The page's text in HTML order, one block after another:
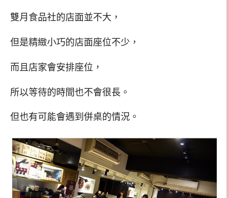
雙月食品社的店面並不大，
但是精緻小巧的店面座位不少，
而且店家會安排座位，
所以等待的時間也不會很長。
但也有可能會遇到併桌的情況。